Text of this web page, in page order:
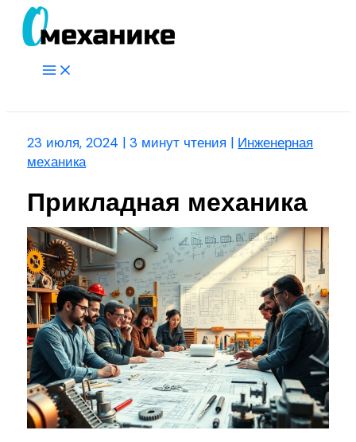
Перейти
Main
23 июля, 2024 |3 минут чтения | Инженерная
механика
Прикладная механика